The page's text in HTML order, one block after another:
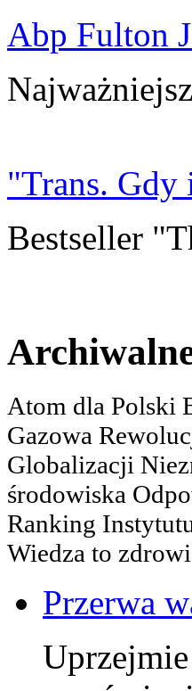
Abp Fulton
"Trans. Gdy
Bestseller
Atom dla Polski
Gazowa
Globalizacji
środowiska
Ranking
Wiedza to
Przerwa